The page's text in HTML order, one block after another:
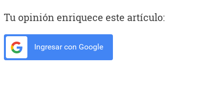
Tu opinión enriquece este artículo:
Ingresar con Google